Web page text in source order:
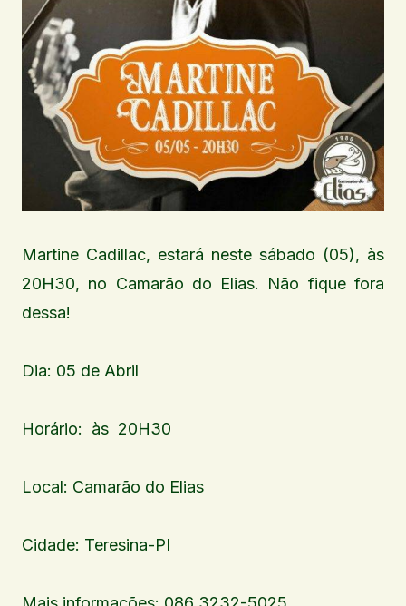
Martine Cadillac, estará neste sábado (05), às
20H30, no Camarão do Elias. Não fique fora
dessa!
Dia: 05 de Abril
Horário: às 20H30
Local: Camarão do Elias
Cidade: Teresina-PI